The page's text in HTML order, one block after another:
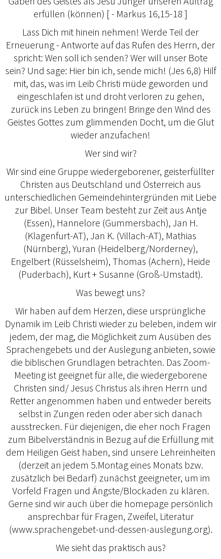
erfüllen (können) [ - Markus 16,15-18 ]
Lass Dich mit hinein nehmen! Werde Teil der
Erneuerung - Antworte auf das Rufen des Herrn, der
spricht: Wen soll ich senden? Wer will unser Bote
sein? Und sage: Hier bin ich, sende mich! (Jes 6,8) Hilf
mit, das, was im Leib Christi müde geworden und
eingeschlafen ist und droht verloren zu gehen,
zurück ins Leben zu bringen! Bringe den Wind des
Geistes Gottes zum glimmenden Docht, um die Glut
wieder anzufachen!
Wer sind wir?
Wir sind eine Gruppe wiedergeborener, geisterfüllter
Christen aus Deutschland und Österreich aus
unterschiedlichen Gemeindehintergründen mit Liebe
zur Bibel. Unser Team besteht zur Zeit aus Antje
(Essen), Hannelore (Gummersbach), Jan H.
(Klagenfurt-AT), Jan K. (Villach-AT), Mathias
(Nürnberg), Yuran (Heidelberg/Norderney),
Engelbert (Rüsselsheim), Thomas (Achern), Heide
(Puderbach), Kurt + Susanne (Groß-Umstadt).
Was bewegt uns?
Wir haben auf dem Herzen, diese ursprüngliche
Dynamik im Leib Christi wieder zu beleben, indem wir
jedem, der mag, die Möglichkeit zum Ausüben des
Sprachengebets und der Auslegung anbieten, sowie
die biblischen Grundlagen betrachten. Das Zoom-
Meeting ist geeignet für alle, die wiedergeborene
Christen sind/ Jesus Christus als ihren Herrn und
Retter angenommen haben und entweder bereits
selbst in Zungen reden oder aber sich danach
ausstrecken. Für diejenigen, die eher noch Fragen
zum Bibelverständnis in Bezug auf die Erfüllung mit
dem Heiligen Geist haben, sind unsere Lehreinheiten
(derzeit an jedem 5.Montag eines Monats bzw.
zusätzlich bei Bedarf) zunächst geeigneter, um im
Vorfeld Fragen und Ängste/Blockaden zu klären.
Gerne sind wir auch über die homepage persönlich
ansprechbar für Fragen, Zweifel, Literatur
(www.sprachengebet-und-dessen-auslegung.org).
Wie sieht das praktisch aus?